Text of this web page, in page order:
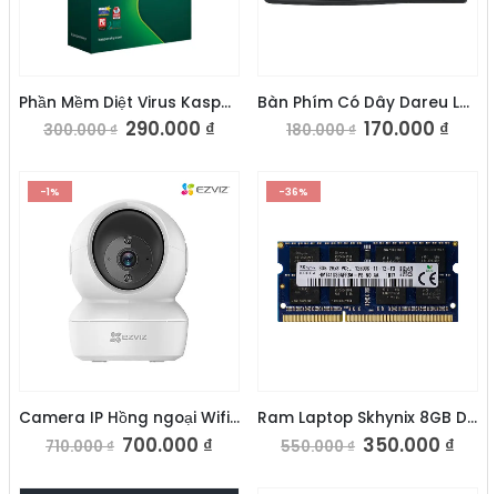
Phần Mềm Diệt Virus Kaspersky Internet Security
300.000₫ 290.000 ₫
Bàn Phím Có Dây Dareu LK185
180.000₫ 170.000 ₫
-1%
Camera IP Hồng ngoại Wifi EZVIZ C6N 2.0MP 1080P
710.000₫ 700.000 ₫
-36%
Ram Laptop Skhynix 8GB DDR3L 1600Mhz
550.000₫ 350.000 ₫